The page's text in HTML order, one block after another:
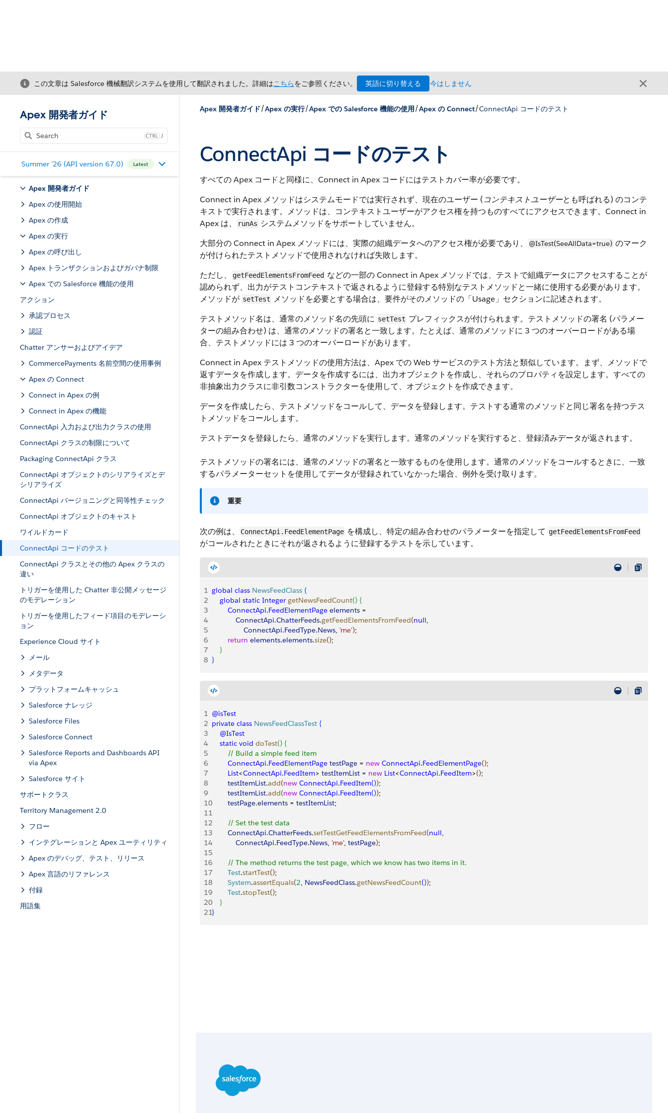
この文章は Salesforce 機械翻訳システムを使用して翻訳されました。詳細はこちらをご参照ください。 英語に切り替える 今はしません
Apex 開発者ガイド
J
Summer '26 (API version 67.0) Latest
Apex 開発者ガイド
Apex の使用開始
Apex の作成
Apex の実行
Apex の呼び出し
Apex トランザクションおよびガバナ制限
Apex での Salesforce 機能の使用
アクション
承認プロセス
認証
Chatter アンサーおよびアイデア
CommercePayments 名前空間の使用事例
Apex の Connect
Connect in Apex の例
Connect in Apex の機能
ConnectApi 入力および出力クラスの使用
ConnectApi クラスの制限について
Packaging ConnectApi クラス
ConnectApi オブジェクトのシリアライズとデ
シリアライズ
ConnectApi バージョニングと同等性チェック
ConnectApi オブジェクトのキャスト
ワイルドカード
ConnectApi コードのテスト
ConnectApi クラスとその他の Apex クラスの
違い
トリガーを使用した Chatter 非公開メッセージ
のモデレーション
トリガーを使用したフィード項目のモデレーシ
ョン
Experience Cloud サイト
メール
メタデータ
プラットフォームキャッシュ
Salesforce ナレッジ
Salesforce Files
Salesforce Connect
Salesforce Reports and Dashboards API
via Apex
Salesforce サイト
サポートクラス
Territory Management 2.0
フロー
インテグレーションと Apex ユーティリティ
Apex のデバッグ、テスト、リリース
Apex 言語のリファレンス
付録
用語集
Apex 開発者ガイド/Apex の実行/Apex での Salesforce 機能の使用/Apex の Connect/ConnectApi コードのテスト
ConnectApi コードのテスト
すべての Apex コードと同様に、Connect in Apex コードにはテストカバー率が必要です。
Connect in Apex メソッドはシステムモードでは実行されず、現在のユーザー (コンテキストユーザーとも呼ばれる) のコンテ
キストで実行されます。メソッドは、コンテキストユーザーがアクセス権を持つものすべてにアクセスできます。Connect in
Apex は、
runAs システムメソッドをサポートしていません。
大部分の Connect in Apex メソッドには、実際の組織データへのアクセス権が必要であり、
@IsTest(SeeAllData=true) のマーク
が付けられたテストメソッドで使用されなければ失敗します。
ただし、
getFeedElementsFromFeed などの一部の Connect in Apex メソッドでは、テストで組織データにアクセスすることが
認められず、出力がテストコンテキストで返されるように登録する特別なテストメソッドと一緒に使用する必要があります。
メソッドが setTest メソッドを必要とする場合は、要件がそのメソッドの「Usage」セクションに記述されます。
テストメソッド名は、通常のメソッド名の先頭に setTest プレフィックスが付けられます。テストメソッドの署名 (パラメー
ターの組み合わせ) は、通常のメソッドの署名と一致します。たとえば、通常のメソッドに 3 つのオーバーロードがある場
合、テストメソッドには 3 つのオーバーロードがあります。
Connect in Apex テストメソッドの使用方法は、Apex での Web サービスのテスト方法と類似しています。まず、メソッドで
返すデータを作成します。データを作成するには、出力オブジェクトを作成し、それらのプロパティを設定します。すべての
非抽象出力クラスに非引数コンストラクターを使用して、オブジェクトを作成できます。
データを作成したら、テストメソッドをコールして、データを登録します。テストする通常のメソッドと同じ署名を持つテス
トメソッドをコールします。
テストデータを登録したら、通常のメソッドを実行します。通常のメソッドを実行すると、登録済みデータが返されます。
テストメソッドの署名には、通常のメソッドの署名と一致するものを使用します。通常のメソッドをコールするときに、一致
するパラメーターセットを使用してデータが登録されていなかった場合、例外を受け取ります。
重要
次の例は、 ConnectApi.FeedElementPage を構成し、特定の組み合わせのパラメーターを指定して getFeedElementsFromFeed
がコールされたときにそれが返されるように登録するテストを示しています。
1 global class NewsFeedClass {
2
    global
static Integer getNewsFeedCount() {
3
        ConnectApi
.FeedElementPage elements =
4
            ConnectApi
.ChatterFeeds.getFeedElementsFromFeed(null,
5
                ConnectApi
.FeedType.News, 'me');
6
        return
elements.elements.size();
7
}
8 }
1 @isTest
2 private class NewsFeedClassTest {
3
    @IsTest
4
    static
void doTest() {
5
        // Build a simple feed item
6
        ConnectApi
.FeedElementPage testPage = new ConnectApi.FeedElementPage();
7
        List
<ConnectApi.FeedItem> testItemList = new List<ConnectApi.FeedItem>();
8
        testItemList
.add(new ConnectApi.FeedItem());
9
        testItemList
.add(new ConnectApi.FeedItem());
10
        testPage
.elements = testItemList;
11
12
        // Set the test data
13
        ConnectApi
.ChatterFeeds.setTestGetFeedElementsFromFeed(null,
14
            ConnectApi
.FeedType.News, 'me', testPage);
15
16
        // The method returns the test page, which we know has two items in it.
17
        Test
.startTest();
18
        System
.assertEquals(2, NewsFeedClass.getNewsFeedCount());
19
        Test
.stopTest();
20
}
21}